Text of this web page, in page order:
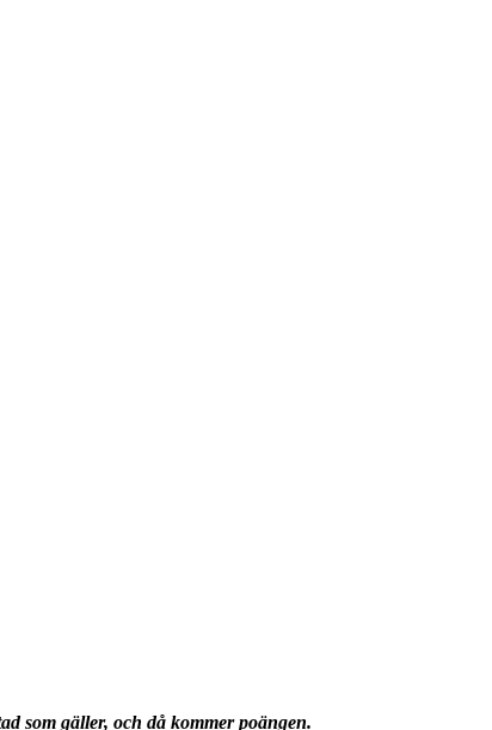
som gäller, och då kommer poängen.